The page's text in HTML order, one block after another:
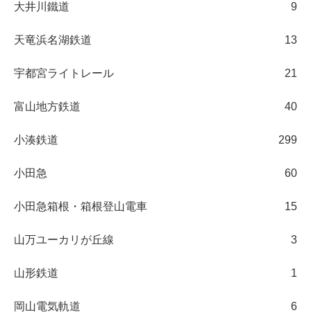
大井川鐵道 9
天竜浜名湖鉄道 13
宇都宮ライトレール 21
富山地方鉄道 40
小湊鉄道 299
小田急 60
小田急箱根・箱根登山電車 15
山万ユーカリが丘線 3
山形鉄道 1
岡山電気軌道 6